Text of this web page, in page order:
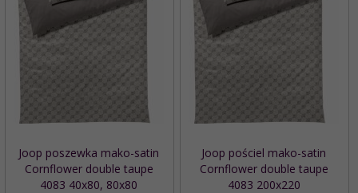
Joop poszewka mako-satin
Cornflower double taupe
4083 40x80, 80x80
Joop pościel mako-satin
Cornflower double taupe
4083 200x220